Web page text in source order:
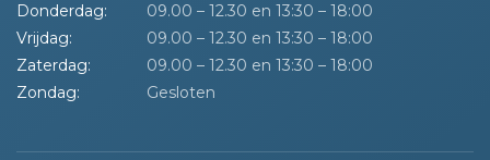
Donderdag:
09.00 – 12.30 en 13:30 – 18:00
Vrijdag:
09.00 – 12.30 en 13:30 – 18:00
Zaterdag:
09.00 – 12.30 en 13:30 – 18:00
Zondag:
Gesloten